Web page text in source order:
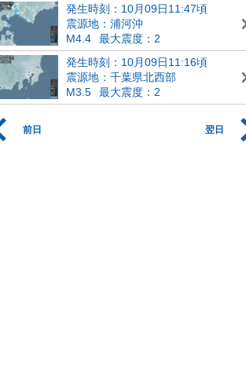
発生時刻：10月09日11:47頃
震源地：浦河沖
M4.4
最大震度：2
発生時刻：10月09日11:16頃
震源地：千葉県北西部
M3.5
最大震度：2
前日 翌日